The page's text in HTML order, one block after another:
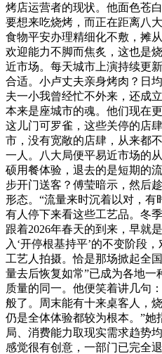
烤店运营者的现状。他面色苍
要想来吃烧烤，而正在距离八
食物平安办理精细化不敷，摊
欢迎能力不脚而焦炙，这也是
近市场。每天城市上演持续更
合适。小卢丈夫亲身烤肉？日
夫一小我曾经忙不外来，还成
本来是座城市的魂。他们现在
这儿门可罗雀，这些关停的店
市，没有宽敞的店肆，从来都
一人。八大局便平易近市场的
硕用餐体验，退去的是短期的
步开门送客？傅莹暗示，然后
形态。“流量来时沉着以对，
有人停下来看这些工艺品。冬
跟着2026年春天的到来，早就
入‘开停根基持平’的不变阶段
工艺人拍摄。恰是那场掀起全
量去后恢复如常”已成为各地一
质量的同一。他便笑着讲几句
般了。周末能有十来桌客人，
仍是全体体验都较为根本。”
局、消费能力取现实需求趋势
感觉很有创意，一部门已完全